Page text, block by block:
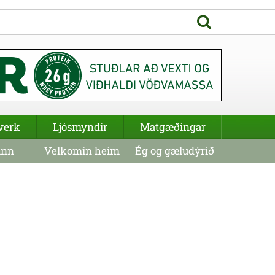
Ljósmyndir
Matgæðingar
Velkomin heim Ég og gæludýrið